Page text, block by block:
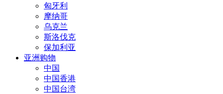
匈牙利
摩纳哥
乌克兰
斯洛伐克
保加利亚
亚洲购物
中国
中国香港
中国台湾